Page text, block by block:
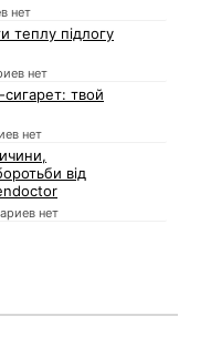
нет
теплу підлогу
нет
твой
нет
від
нет